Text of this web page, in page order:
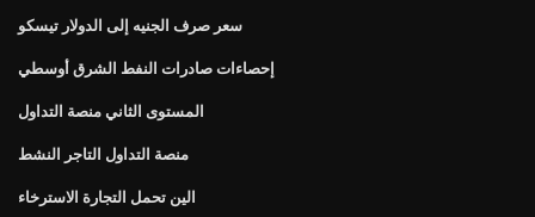
سعر صرف الجنيه إلى الدولار تيسكو
إحصاءات صادرات النفط الشرق أوسطي
المستوى الثاني منصة التداول
منصة التداول التاجر النشط
الين تحمل التجارة الاسترخاء